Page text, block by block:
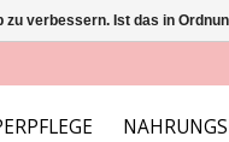
zu verbessern. Ist das in